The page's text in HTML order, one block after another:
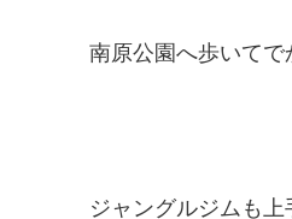
南原公園へ歩いて
ジャングルジムも